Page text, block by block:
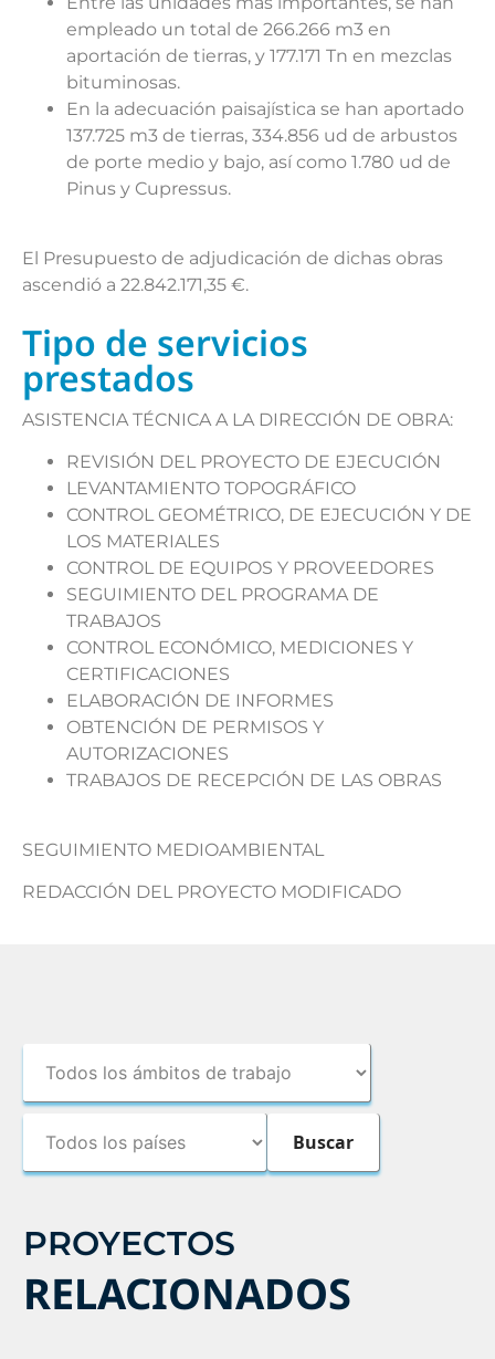
empleado un total de 266.266 m3 en
aportación de tierras, y 177.171 Tn en mezclas
bituminosas.
En la adecuación paisajística se han aportado
137.725 m3 de tierras, 334.856 ud de arbustos
de porte medio y bajo, así como 1.780 ud de
Pinus y Cupressus.
El Presupuesto de adjudicación de dichas obras
ascendió a 22.842.171,35 €.
Tipo de servicios
prestados
ASISTENCIA TÉCNICA A LA DIRECCIÓN DE OBRA:
REVISIÓN DEL PROYECTO DE EJECUCIÓN
LEVANTAMIENTO TOPOGRÁFICO
CONTROL GEOMÉTRICO, DE EJECUCIÓN Y DE
LOS MATERIALES
CONTROL DE EQUIPOS Y PROVEEDORES
SEGUIMIENTO DEL PROGRAMA DE
TRABAJOS
CONTROL ECONÓMICO, MEDICIONES Y
CERTIFICACIONES
ELABORACIÓN DE INFORMES
OBTENCIÓN DE PERMISOS Y
AUTORIZACIONES
TRABAJOS DE RECEPCIÓN DE LAS OBRAS
SEGUIMIENTO MEDIOAMBIENTAL
REDACCIÓN DEL PROYECTO MODIFICADO
PROYECTOS
RELACIONADOS